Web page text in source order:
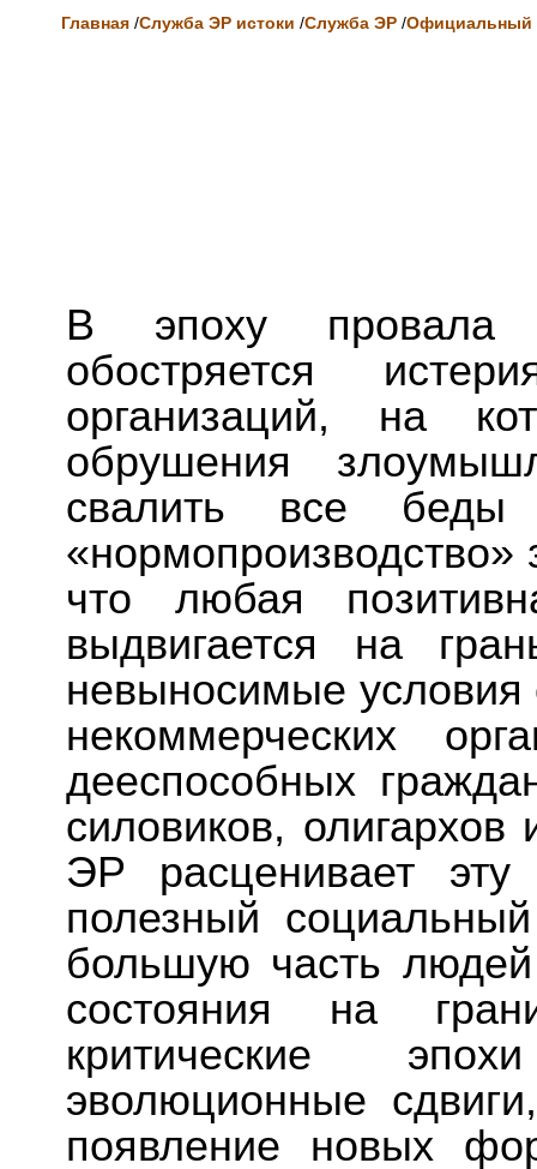
Главная /Служба ЭР истоки /Служба ЭР /Официальный
В эпоху провала
обостряется
организаций, на
обрушения
свалить все беды
«нормопроизводство»
что любая
выдвигается на
невыносимые условия
некоммерческих
дееспособных
силовиков,
ЭР расценивает эту
полезный
большую часть
состояния на
критические
эволюционные
появление новых